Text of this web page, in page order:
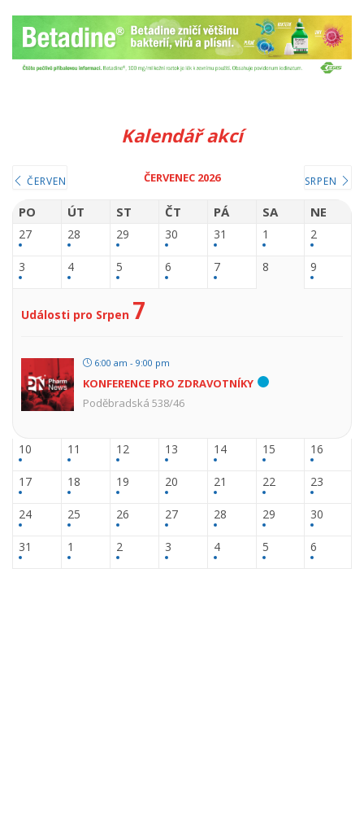
Kalendář akcí
ČERVEN ČERVENEC 2026 SRPEN
PO ÚT ST ČT PÁ SA NE
27 28 29 30 31 1 2
3 4 5 6 7 8 9
Události pro Srpen 7
6:00 am - 9:00 pm
KONFERENCE PRO ZDRAVOTNÍKY
Poděbradská 538/46
10 11 12 13 14 15 16
17 18 19 20 21 22 23
24 25 26 27 28 29 30
31 1 2 3 4 5 6